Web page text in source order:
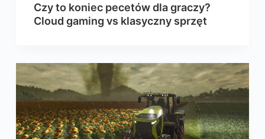
Czy to koniec pecetów dla graczy?
Cloud gaming vs klasyczny sprzęt